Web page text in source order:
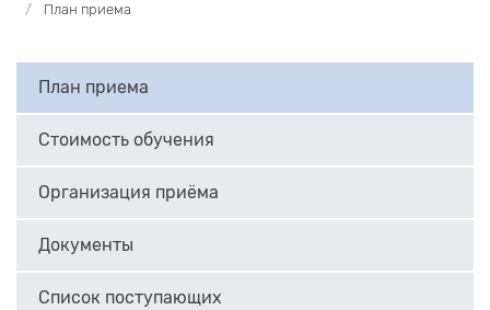
План приема
План приема
Стоимость обучения
Организация приёма
Документы
Список поступающих